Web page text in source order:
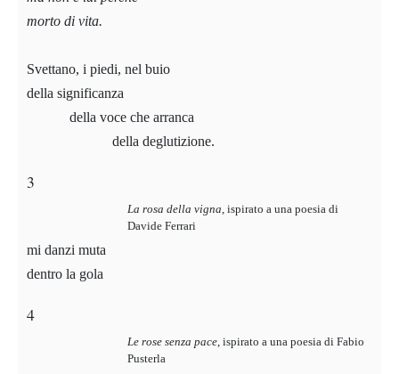
morto di vita.
Svettano, i piedi, nel buio
della significanza
della voce che arranca
della deglutizione.
3
La rosa della vigna, ispirato a una poesia di
Davide Ferrari
mi danzi muta
dentro la gola
4
Le rose senza pace, ispirato a una poesia di Fabio
Pusterla